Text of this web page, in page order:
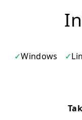
Windows